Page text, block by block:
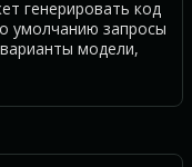
генерировать код
умолчанию запросы
модели,